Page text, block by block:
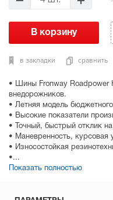
• Шины Fronway Roadpower
внедорожников.
• Летняя модель
• Высокие показатели
• Точный, быстрый отклик
• Маневренность, курсовая
• Износостойкая
•...
Показать полностью
в закладки сравнить